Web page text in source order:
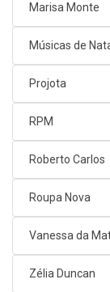
Marisa Monte
Músicas de
Projota
RPM
Roberto Carlos
Roupa Nova
Vanessa da
Zélia Duncan